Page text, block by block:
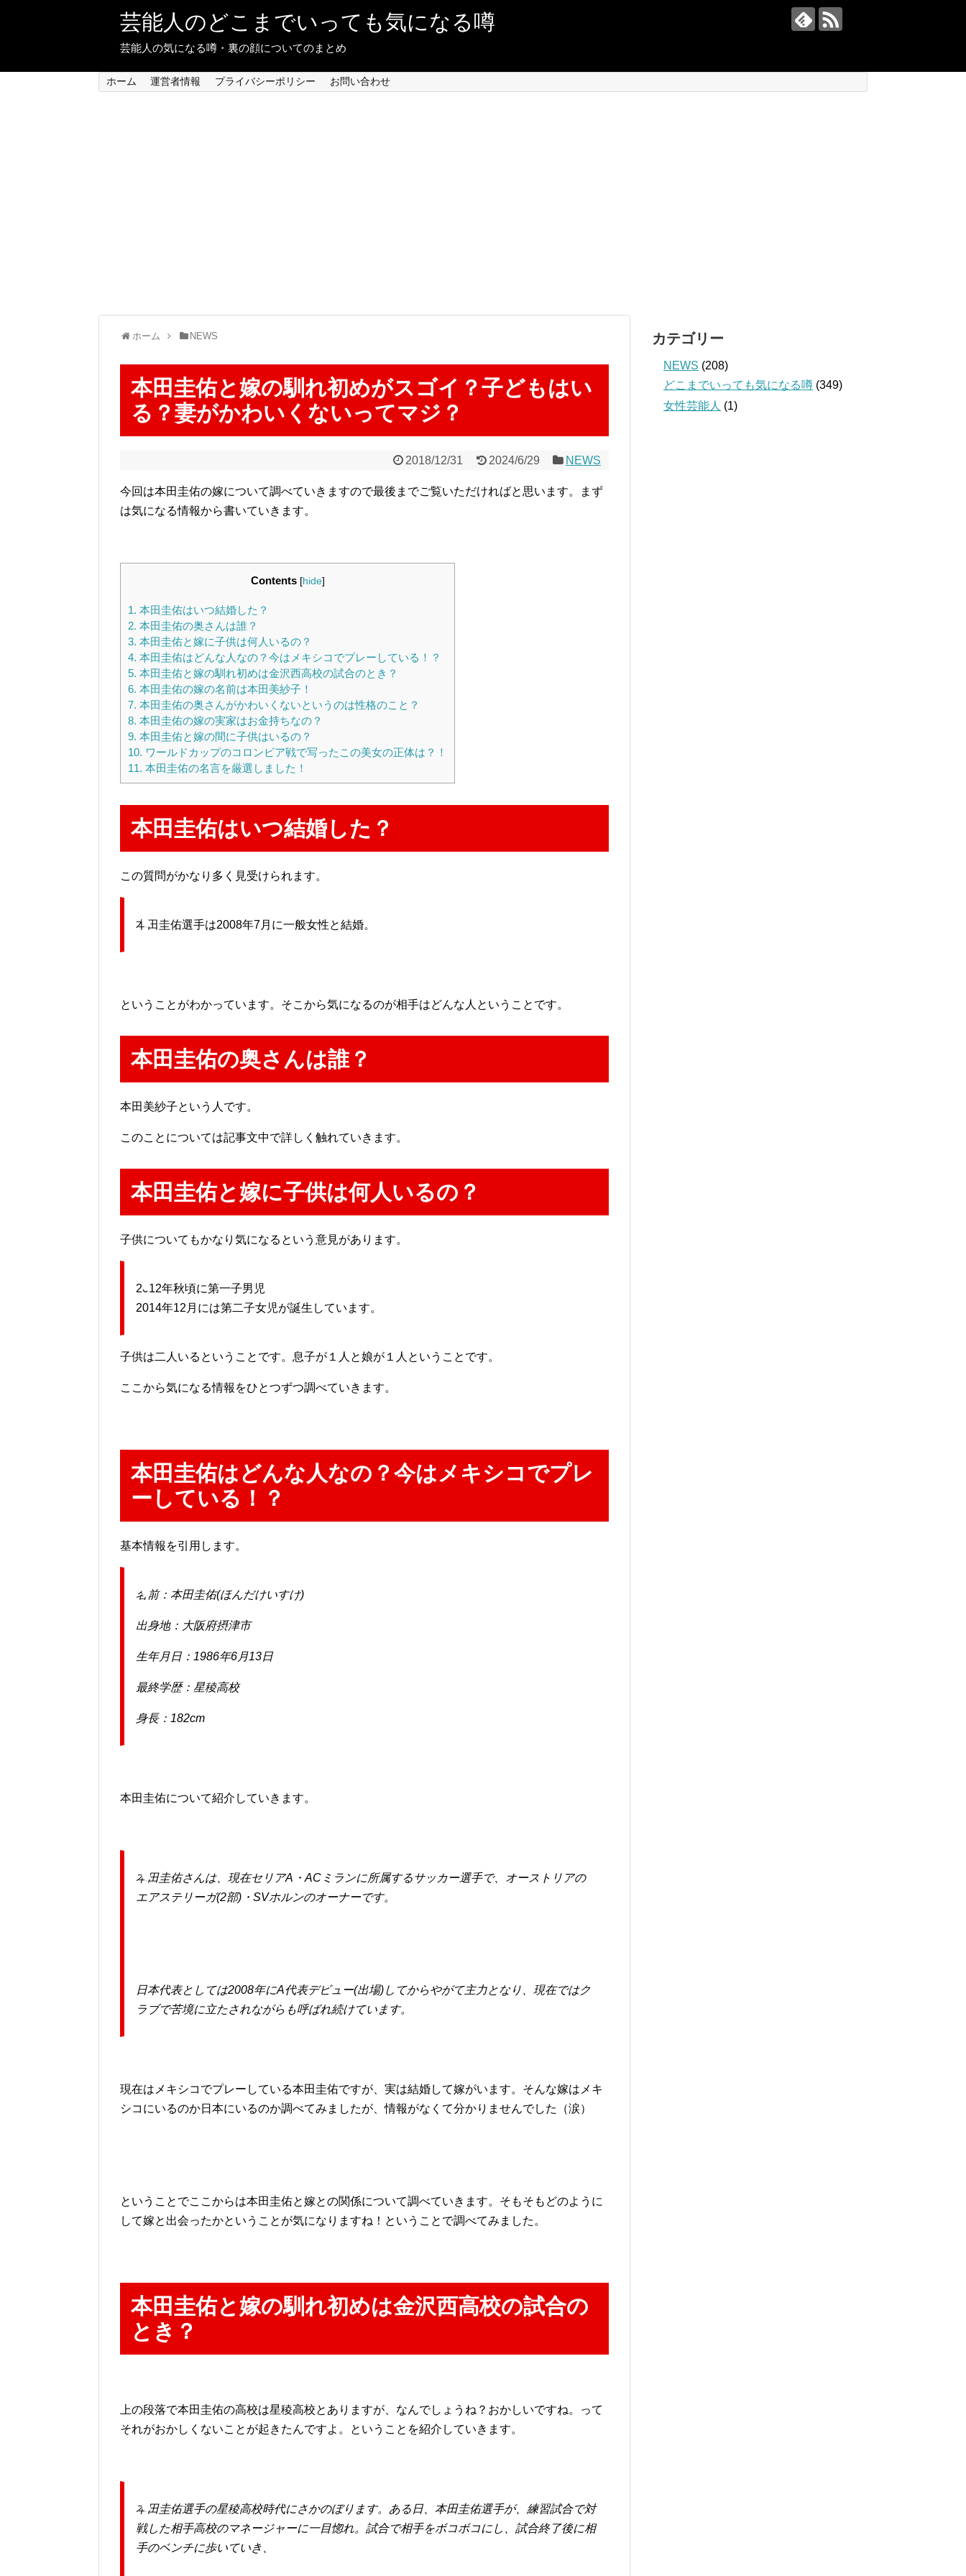
芸能人のどこまでいっても気になる噂
芸能人の気になる噂・裏の顔についてのまとめ
ホーム 運営者情報 プライバシーポリシー お問い合わせ
ホーム NEWS
本田圭佑と嫁の馴れ初めがスゴイ？子どもはい
る？妻がかわいくないってマジ？
2018/12/31 2024/6/29 NEWS
今回は本田圭佑の嫁について調べていきますので最後までご覧いただければと思います。まず
は気になる情報から書いていきます。
Contents [hide]
1. 本田圭佑はいつ結婚した？
2. 本田圭佑の奥さんは誰？
3. 本田圭佑と嫁に子供は何人いるの？
4. 本田圭佑はどんな人なの？今はメキシコでプレーしている！？
5. 本田圭佑と嫁の馴れ初めは金沢西高校の試合のとき？
6. 本田圭佑の嫁の名前は本田美紗子！
7. 本田圭佑の奥さんがかわいくないというのは性格のこと？
8. 本田圭佑の嫁の実家はお金持ちなの？
9. 本田圭佑と嫁の間に子供はいるの？
10. ワールドカップのコロンビア戦で写ったこの美女の正体は？！
11. 本田圭佑の名言を厳選しました！
本田圭佑はいつ結婚した？
この質問がかなり多く見受けられます。
本田圭佑選手は2008年7月に一般女性と結婚。
ということがわかっています。そこから気になるのが相手はどんな人ということです。
本田圭佑の奥さんは誰？
本田美紗子という人です。
このことについては記事文中で詳しく触れていきます。
本田圭佑と嫁に子供は何人いるの？
子供についてもかなり気になるという意見があります。
2012年秋頃に第一子男児
2014年12月には第二子女児が誕生しています。
子供は二人いるということです。息子が１人と娘が１人ということです。
ここから気になる情報をひとつずつ調べていきます。
本田圭佑はどんな人なの？今はメキシコでプレ
ーしている！？
基本情報を引用します。
名前：本田圭佑(ほんだけいすけ)
出身地：大阪府摂津市
生年月日：1986年6月13日
最終学歴：星稜高校
身長：182cm
本田圭佑について紹介していきます。
本田圭佑さんは、現在セリアA・ACミランに所属するサッカー選手で、オーストリアの
エアステリーガ(2部)・SVホルンのオーナーです。
日本代表としては2008年にA代表デビュー(出場)してからやがて主力となり、現在ではク
ラブで苦境に立たされながらも呼ばれ続けています。
現在はメキシコでプレーしている本田圭佑ですが、実は結婚して嫁がいます。そんな嫁はメキ
シコにいるのか日本にいるのか調べてみましたが、情報がなくて分かりませんでした（涙）
ということでここからは本田圭佑と嫁との関係について調べていきます。そもそもどのように
して嫁と出会ったかということが気になりますね！ということで調べてみました。
本田圭佑と嫁の馴れ初めは金沢西高校の試合の
とき？
上の段落で本田圭佑の高校は星稜高校とありますが、なんでしょうね？おかしいですね。って
それがおかしくないことが起きたんですよ。ということを紹介していきます。
本田圭佑選手の星稜高校時代にさかのぼります。ある日、本田圭佑選手が、練習試合で対
戦した相手高校のマネージャーに一目惚れ。試合で相手をボコボコにし、試合終了後に相
手のベンチに歩いていき、
カテゴリー
NEWS (208)
どこまでいっても気になる噂 (349)
女性芸能人 (1)